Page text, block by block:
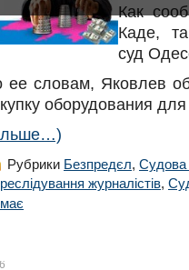
Как
Каде,
суд
ее словам, Яковлев
оборудования
Рубрики Безпредєл, Судова
журналістів,